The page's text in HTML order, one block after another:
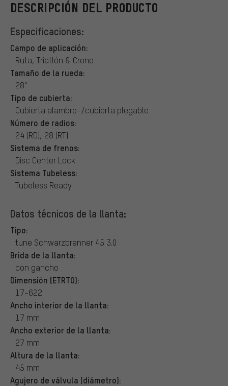
DESCRIPCIÓN DEL PRODUCTO
Especificaciones:
Campo de aplicación:
Ruta, Triatlón & Crono
Tamaño de la rueda:
28"
Tipo de cubierta:
Cubierta alambre-/cubierta plegable
Número de radios:
24 (RD), 28 (RT)
Sistema de frenos:
Disc Center Lock
Sistema Tubeless:
Tubeless Ready
Datos técnicos de la llanta:
Tipo:
tune Schwarzbrenner 45 3.0
Brida de la llanta:
con gancho
Dimensión (ETRTO):
17-622
Ancho interior de la llanta:
17 mm
Ancho exterior de la llanta:
27 mm
Altura de la llanta:
45 mm
Agujero de válvula (diámetro):